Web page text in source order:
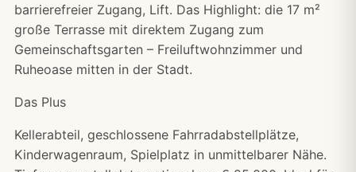
barrierefreier Zugang, Lift. Das Highlight: die 17 m²
große Terrasse mit direktem Zugang zum
Gemeinschaftsgarten – Freiluftwohnzimmer und
Ruheoase mitten in der Stadt.
Das Plus
Kellerabteil, geschlossene Fahrradabstellplätze,
Kinderwagenraum, Spielplatz in unmittelbarer Nähe.